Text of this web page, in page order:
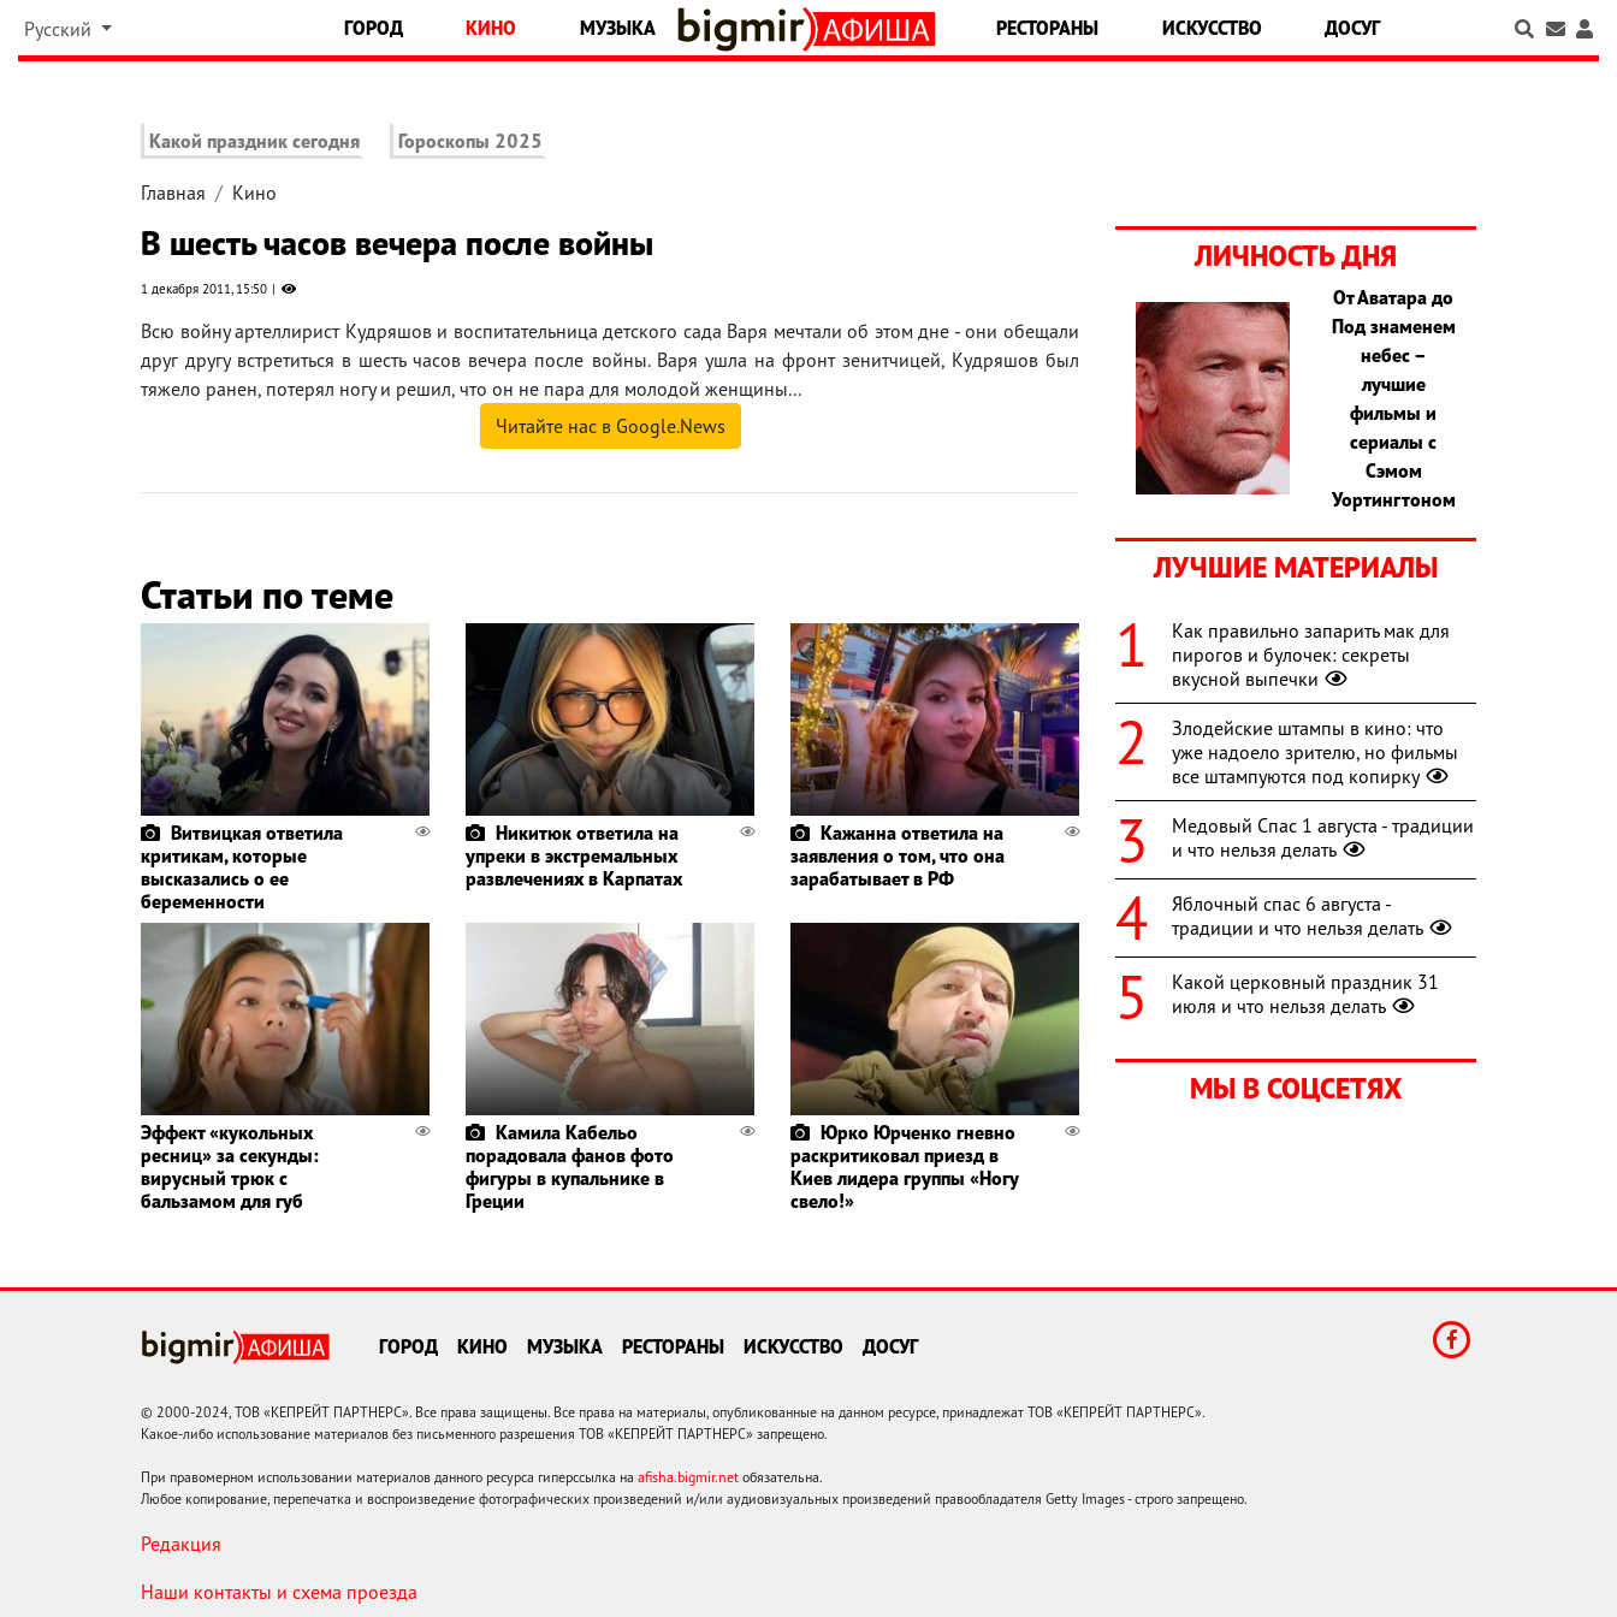
Русский ГОРОД КИНО МУЗЫКА РЕСТОРАНЫ ИСКУССТВО ДОСУГ
Какой праздник сегодня Гороскопы 2025
Главная Кино
В шесть часов вечера после войны
1 декабря 2011, 15:50
Всю войну артеллирист Кудряшов и воспитательница детского сада Варя мечтали об этом дне - они обещали
друг другу встретиться в шесть часов вечера после войны. Варя ушла на фронт зенитчицей, Кудряшов был
тяжело ранен, потерял ногу и решил, что он не пара для молодой женщины...
Читайте нас в Google.News
Статьи по теме
Витвицкая ответила
критикам, которые
высказались о ее
беременности
Никитюк ответила на
упреки в экстремальных
развлечениях в Карпатах
Кажанна ответила на
заявления о том, что она
зарабатывает в РФ
Эффект «кукольных
ресниц» за секунды:
вирусный трюк с
бальзамом для губ
Камила Кабельо
порадовала фанов фото
фигуры в купальнике в
Греции
Юрко Юрченко гневно
раскритиковал приезд в
Киев лидера группы «Ногу
свело!»
ЛИЧНОСТЬ ДНЯ
От Аватара до
Под знаменем
небес –
лучшие
фильмы и
сериалы с
Сэмом
Уортингтоном
ЛУЧШИЕ МАТЕРИАЛЫ
Как правильно запарить мак для
пирогов и булочек: секреты
вкусной выпечки
Злодейские штампы в кино: что
уже надоело зрителю, но фильмы
все штампуются под копирку
Медовый Спас 1 августа - традиции
и что нельзя делать
Яблочный спас 6 августа -
традиции и что нельзя делать
Какой церковный праздник 31
июля и что нельзя делать
МЫ В СОЦСЕТЯХ
ГОРОД КИНО МУЗЫКА РЕСТОРАНЫ ИСКУССТВО ДОСУГ
© 2000-2024, ТОВ «КЕПРЕЙТ ПАРТНЕРС». Все права защищены. Все права на материалы, опубликованные на данном ресурсе, принадлежат ТОВ «КЕПРЕЙТ ПАРТНЕРС».
Какое-либо использование материалов без письменного разрешения ТОВ «КЕПРЕЙТ ПАРТНЕРС» запрещено.
При правомерном использовании материалов данного ресурса гиперссылка на afisha.bigmir.net обязательна.
Любое копирование, перепечатка и воспроизведение фотографических произведений и/или аудиовизуальных произведений правообладателя Getty Images - строго запрещено.
Редакция
Наши контакты и схема проезда